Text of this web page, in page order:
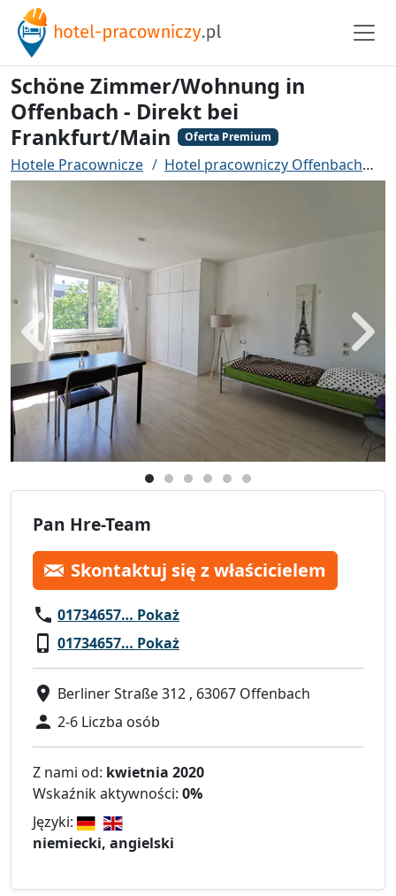
Schöne Zimmer/Wohnung in
Offenbach - Direkt bei
Frankfurt/Main
Oferta Premium
Hotele Pracownicze Hotel pracowniczy Offenbach
Powrót Dalej
Pan Hre-Team
Skontaktuj się z właścicielem
01734657… Pokaż
01734657… Pokaż
Berliner Straße 312 , 63067 Offenbach
2-6 Liczba osób
Z nami od: kwietnia 2020
Wskaźnik aktywności: 0%
Języki:
niemiecki, angielski